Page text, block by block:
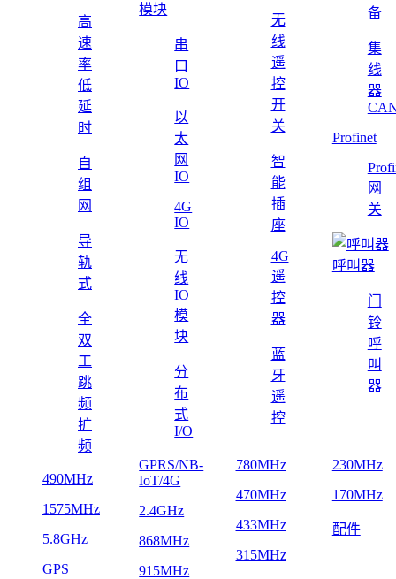
高
速
率
低
延
时
自
组
网
导
轨
式
全
双
工
跳
频
扩
频
模块
串
口
IO
以
太
网
IO
4G
IO
无
线
IO
模
块
分
布
式
I/O
无
线
遥
控
开
关
智
能
插
座
4G
遥
控
器
蓝
牙
遥
控
备
集
线
器
Profinet
网
关
呼叫器
门
铃
呼
叫
器
490MHz
1575MHz
5.8GHz
GPS
GPRS/NB-
IoT/4G
2.4GHz
868MHz
915MHz
780MHz
470MHz
433MHz
315MHz
230MHz
170MHz
配件